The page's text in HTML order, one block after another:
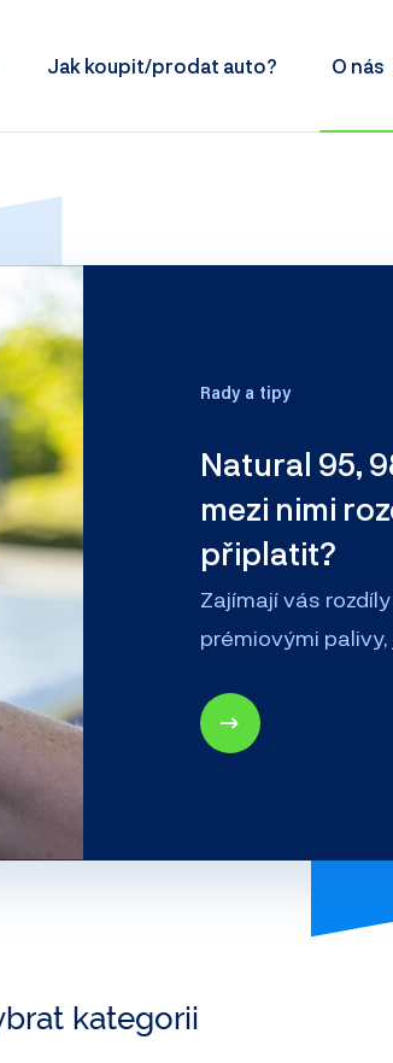
Jak koupit/prodat auto? O nás
Rady a tipy
Natural 95,
mezi nimi
připlatit?
Zajímají vás
prémiovými palivy,
kategorii